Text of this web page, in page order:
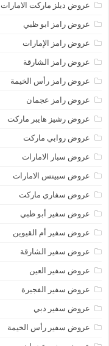
عروض ديلز ماركت الامارات
عروض رامز ابو ظبي
عروض رامز الإمارات
عروض رامز الشارقة
عروض رامز رأس الخيمة
عروض رامز عجمان
عروض رشيز هايبر ماركت
عروض روابي ماركت
عروض سبار الامارات
عروض سبينس الامارات
عروض سفاري ماركت
عروض سفير أبو ظبي
عروض سفير أم القيوين
عروض سفير الشارقة
عروض سفير العين
عروض سفير الفجيرة
عروض سفير دبي
عروض سفير رأس الخيمة